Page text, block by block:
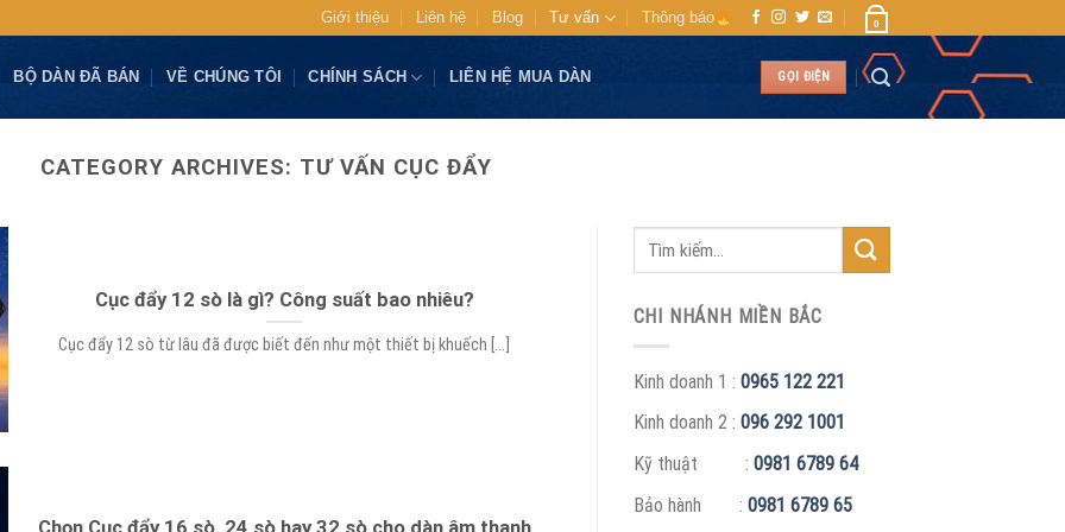
Giới thiệu Liên hệ Blog Tư vấn Thông báo 0
BỘ DÀN ĐÃ BÁN VỀ CHÚNG TÔI CHÍNH SÁCH LIÊN HỆ MUA DÀN GỌI ĐIỆN
CATEGORY ARCHIVES: TƯ VẤN CỤC ĐẨY
Cục đẩy 12 sò là gì? Công suất bao nhiêu?
Cục đẩy 12 sò từ lâu đã được biết đến như một thiết bị khuếch [...]
CHI NHÁNH MIỀN BẮC
Kinh doanh 1 : 0965 122 221
Kinh doanh 2 : 096 292 1001
Kỹ thuật : 0981 6789 64
Bảo hành : 0981 6789 65